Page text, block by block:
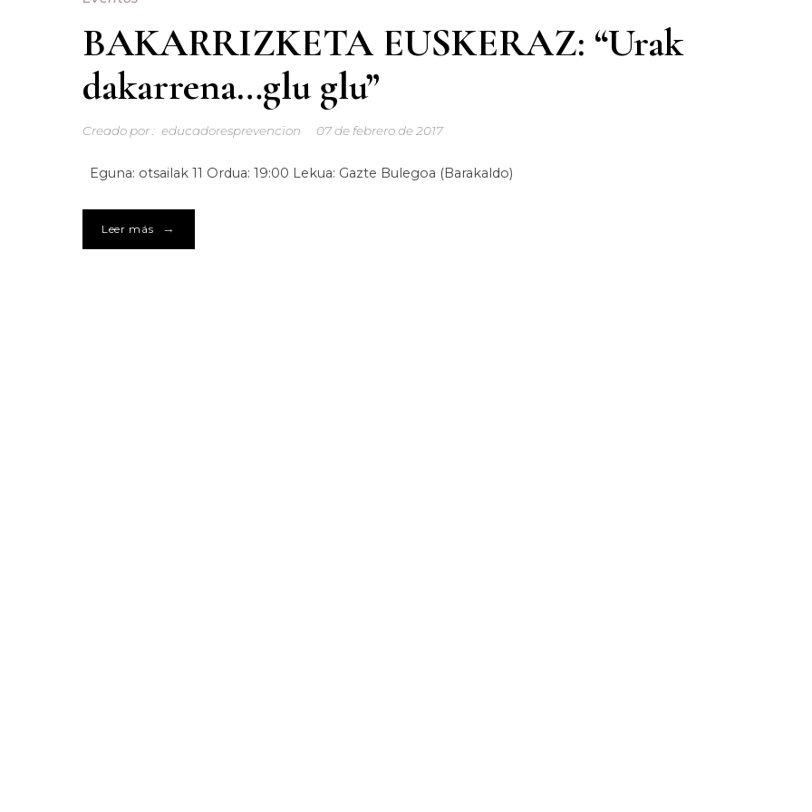
BAKARRIZKETA EUSKERAZ: “Urak
dakarrena…glu glu”
Creado por : educadoresprevencion 07 de febrero de 2017
Eguna: otsailak 11 Ordua: 19:00 Lekua: Gazte Bulegoa (Barakaldo)
Leer más →